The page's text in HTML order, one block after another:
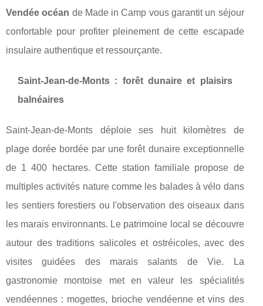
Vendée océan de Made in Camp vous garantit un séjour
confortable pour profiter pleinement de cette escapade
insulaire authentique et ressourçante.
Saint-Jean-de-Monts : forêt dunaire et plaisirs
balnéaires
Saint-Jean-de-Monts déploie ses huit kilomètres de
plage dorée bordée par une forêt dunaire exceptionnelle
de 1 400 hectares. Cette station familiale propose de
multiples activités nature comme les balades à vélo dans
les sentiers forestiers ou l'observation des oiseaux dans
les marais environnants. Le patrimoine local se découvre
autour des traditions salicoles et ostréicoles, avec des
visites guidées des marais salants de Vie. La
gastronomie montoise met en valeur les spécialités
vendéennes : mogettes, brioche vendéenne et vins des